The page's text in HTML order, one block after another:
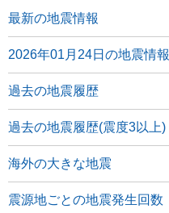
最新の地震情報
2026年01月24日の地震情報
過去の地震履歴
過去の地震履歴(震度3以上)
海外の大きな地震
震源地ごとの地震発生回数